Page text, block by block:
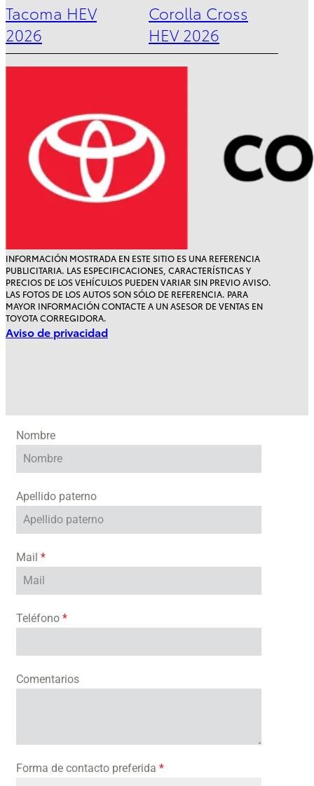
Tacoma
HEV
2026
Tundra
2026
Tacoma HEV
2026
Corolla Cross
HEV 2026
INFORMACIÓN MOSTRADA EN ESTE SITIO ES UNA REFERENCIA
PUBLICITARIA. LAS ESPECIFICACIONES, CARACTERÍSTICAS Y
PRECIOS DE LOS VEHÍCULOS PUEDEN VARIAR SIN PREVIO AVISO.
LAS FOTOS DE LOS AUTOS SON SÓLO DE REFERENCIA. PARA
MAYOR INFORMACIÓN CONTACTE A UN ASESOR DE VENTAS EN
TOYOTA CORREGIDORA.
Aviso de privacidad
Nombre
Apellido paterno
Mail *
Teléfono *
Comentarios
Forma de contacto preferida *